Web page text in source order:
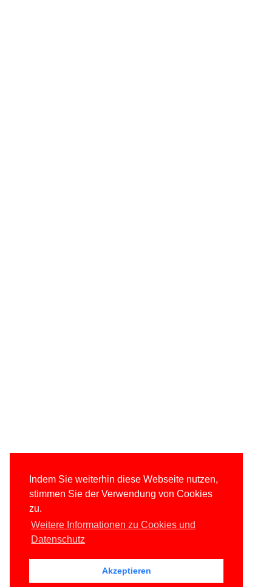
Indem Sie weiterhin diese Webseite nutzen,
stimmen Sie der Verwendung von Cookies
zu.
Weitere Informationen zu Cookies und
Datenschutz
Akzeptieren